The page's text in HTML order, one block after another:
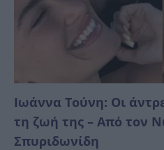
Ιωάννα Τούνη: Οι
τη ζωή της – Από τον
Σπυριδωνίδη